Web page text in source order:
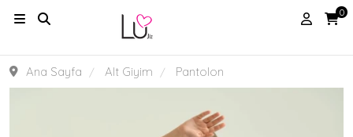
0
Ana Sayfa Alt Giyim Pantolon